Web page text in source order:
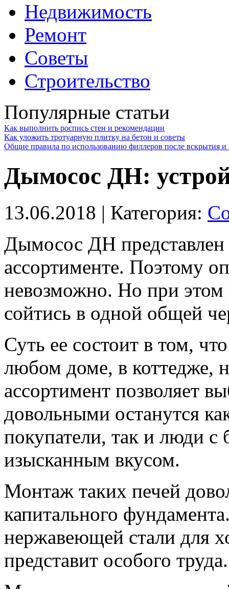
Недвижимость
Ремонт
Советы
Строительство
Популярные статьи
Как выполнить роспись стен и рекомендации
Как уложить тротуарную плитку на бетон и советы
Общие правила по использованию филлеров после вскрытия и
Дымосос ДН:
13.06.2018 | Категория:
Дымосос ДН
ассортименте. Поэтому
невозможно. Но при этом
сойтись в одной общей
Суть ее состоит в том,
любом доме, в коттедже,
ассортимент позволяет
довольными останутся
покупатели, так и люди с
изысканным вкусом.
Монтаж таких печей
капитального
нержавеющей стали для
представит особого труда.